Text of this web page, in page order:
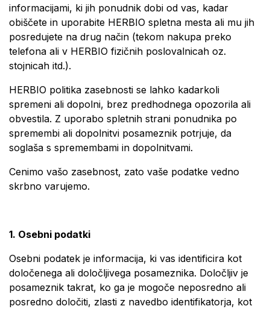
informacijami, ki jih ponudnik dobi od vas, kadar
obiščete in uporabite HERBIO spletna mesta ali mu jih
posredujete na drug način (tekom nakupa preko
telefona ali v HERBIO fizičnih poslovalnicah oz.
stojnicah itd.).
HERBIO politika zasebnosti se lahko kadarkoli
spremeni ali dopolni, brez predhodnega opozorila ali
obvestila. Z uporabo spletnih strani ponudnika po
spremembi ali dopolnitvi posameznik potrjuje, da
soglaša s spremembami in dopolnitvami.
Cenimo vašo zasebnost, zato vaše podatke vedno
skrbno varujemo.
1. Osebni podatki
Osebni podatek je informacija, ki vas identificira kot
določenega ali določljivega posameznika. Določljiv je
posameznik takrat, ko ga je mogoče neposredno ali
posredno določiti, zlasti z navedbo identifikatorja, kot